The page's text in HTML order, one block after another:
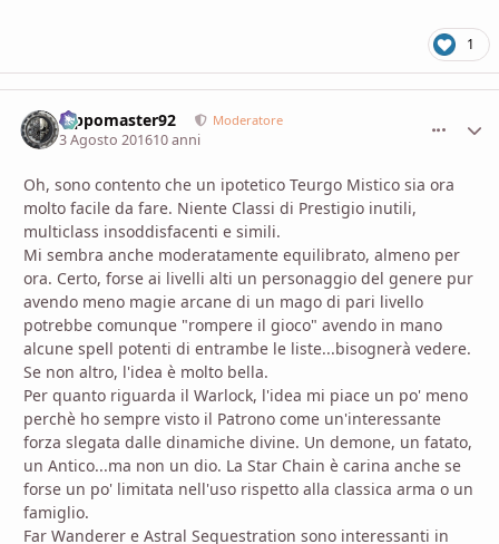
1
Pippomaster92 Moderatore
3 Agosto 201610 anni
Oh, sono contento che un ipotetico Teurgo Mistico sia ora
molto facile da fare. Niente Classi di Prestigio inutili,
multiclass insoddisfacenti e simili.
Mi sembra anche moderatamente equilibrato, almeno per
ora. Certo, forse ai livelli alti un personaggio del genere pur
avendo meno magie arcane di un mago di pari livello
potrebbe comunque "rompere il gioco" avendo in mano
alcune spell potenti di entrambe le liste...bisognerà vedere.
Se non altro, l'idea è molto bella.
Per quanto riguarda il Warlock, l'idea mi piace un po' meno
perchè ho sempre visto il Patrono come un'interessante
forza slegata dalle dinamiche divine. Un demone, un fatato,
un Antico...ma non un dio. La Star Chain è carina anche se
forse un po' limitata nell'uso rispetto alla classica arma o un
famiglio.
Far Wanderer e Astral Sequestration sono interessanti in